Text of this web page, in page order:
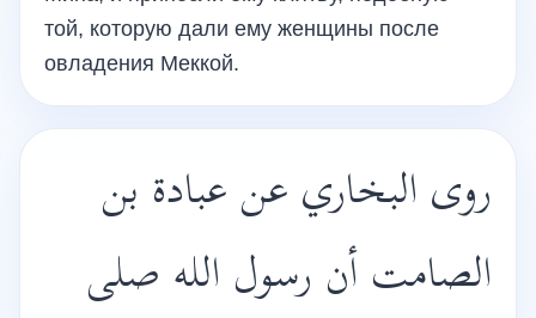
той, которую дали ему женщины после
овладения Меккой.
روى البخاري عن عبادة بن
الصامت أن رسول الله صلى